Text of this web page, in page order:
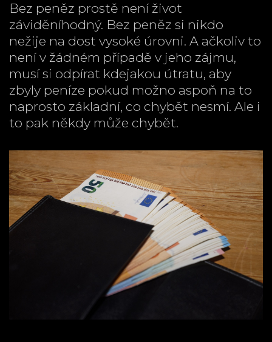
Bez peněz prostě není život
záviděníhodný. Bez peněz si nikdo
nežije na dost vysoké úrovni. A ačkoliv to
není v žádném případě v jeho zájmu,
musí si odpírat kdejakou útratu, aby
zbyly peníze pokud možno aspoň na to
naprosto základní, co chybět nesmí. Ale i
to pak někdy může chybět.